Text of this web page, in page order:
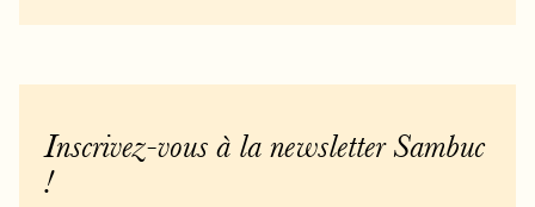
Inscrivez-vous à la newsletter Sambuc
!